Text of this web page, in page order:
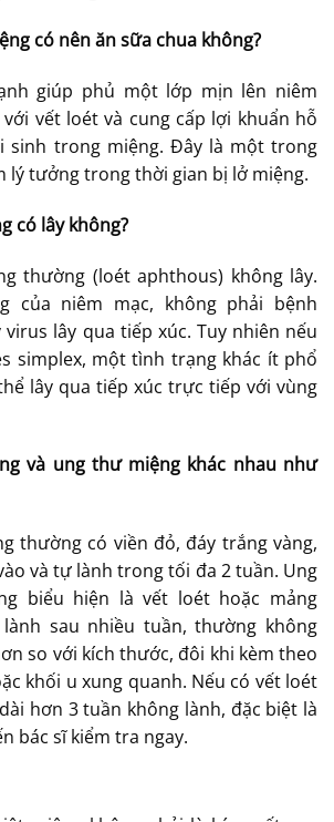
có nên ăn sữa chua không?
giúp phủ một lớp mịn lên niêm
vết loét và cung cấp lợi khuẩn hỗ
sinh trong miệng. Đây là một trong
lý tưởng trong thời gian bị lở miệng.
có lây không?
thường (loét aphthous) không lây.
của niêm mạc, không phải bệnh
lây qua tiếp xúc. Tuy nhiên nếu
simplex, một tình trạng khác ít phổ
lây qua tiếp xúc trực tiếp với vùng
và ung thư miệng khác nhau như
thường có viền đỏ, đáy trắng vàng,
và tự lành trong tối đa 2 tuần. Ung
biểu hiện là vết loét hoặc mảng
sau nhiều tuần, thường không
so với kích thước, đôi khi kèm theo
khối u xung quanh. Nếu có vết loét
hơn 3 tuần không lành, đặc biệt là
bác sĩ kiểm tra ngay.